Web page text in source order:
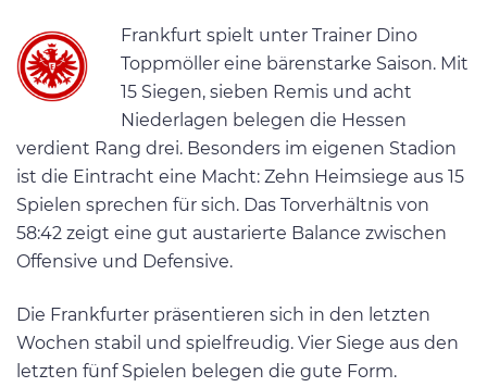
Frankfurt spielt unter Trainer Dino
Toppmöller eine bärenstarke Saison. Mit
15 Siegen, sieben Remis und acht
Niederlagen belegen die Hessen
verdient Rang drei. Besonders im eigenen Stadion
ist die Eintracht eine Macht: Zehn Heimsiege aus 15
Spielen sprechen für sich. Das Torverhältnis von
58:42 zeigt eine gut austarierte Balance zwischen
Offensive und Defensive​.
Die Frankfurter präsentieren sich in den letzten
Wochen stabil und spielfreudig. Vier Siege aus den
letzten fünf Spielen belegen die gute Form.